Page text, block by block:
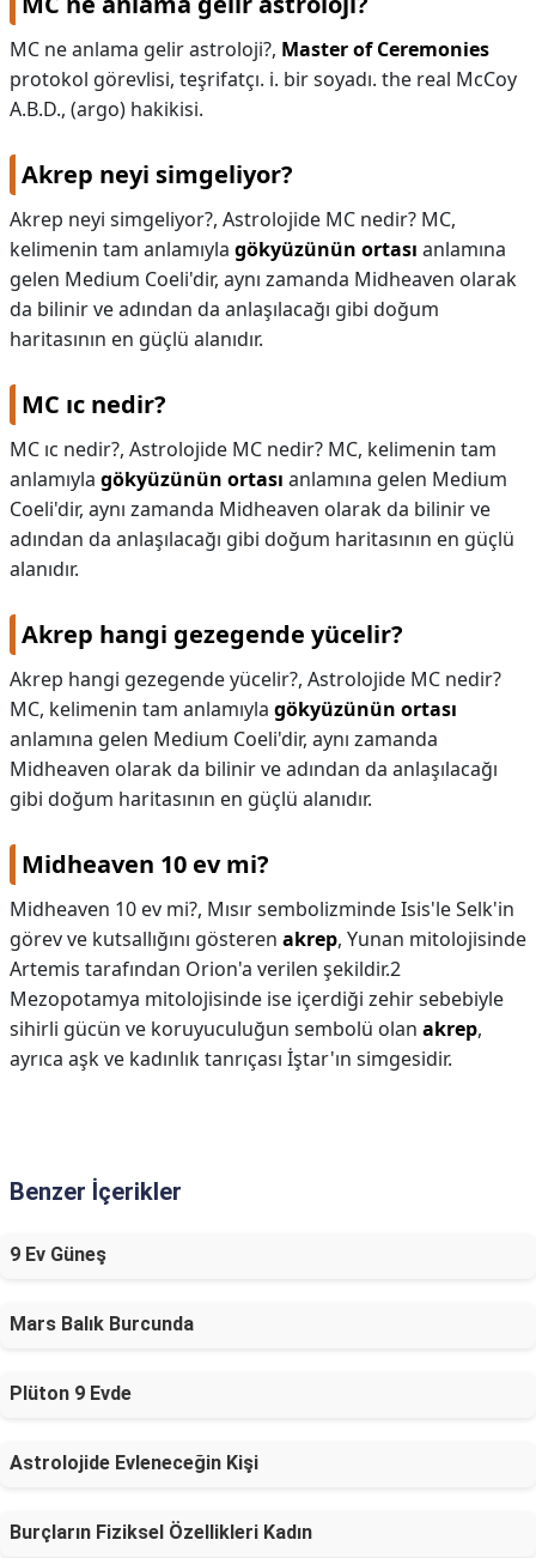
MC ne anlama gelir astroloji?, Master of Ceremonies
protokol görevlisi, teşrifatçı. i. bir soyadı. the real McCoy
A.B.D., (argo) hakikisi.
Akrep neyi simgeliyor?
Akrep neyi simgeliyor?, Astrolojide MC nedir? MC,
kelimenin tam anlamıyla gökyüzünün ortası anlamına
gelen Medium Coeli'dir, aynı zamanda Midheaven olarak
da bilinir ve adından da anlaşılacağı gibi doğum
haritasının en güçlü alanıdır.
MC ıc nedir?
MC ıc nedir?, Astrolojide MC nedir? MC, kelimenin tam
anlamıyla gökyüzünün ortası anlamına gelen Medium
Coeli'dir, aynı zamanda Midheaven olarak da bilinir ve
adından da anlaşılacağı gibi doğum haritasının en güçlü
alanıdır.
Akrep hangi gezegende yücelir?
Akrep hangi gezegende yücelir?, Astrolojide MC nedir?
MC, kelimenin tam anlamıyla gökyüzünün ortası
anlamına gelen Medium Coeli'dir, aynı zamanda
Midheaven olarak da bilinir ve adından da anlaşılacağı
gibi doğum haritasının en güçlü alanıdır.
Midheaven 10 ev mi?
Midheaven 10 ev mi?, Mısır sembolizminde Isis'le Selk'in
görev ve kutsallığını gösteren akrep, Yunan mitolojisinde
Artemis tarafından Orion'a verilen şekildir.2
Mezopotamya mitolojisinde ise içerdiği zehir sebebiyle
sihirli gücün ve koruyuculuğun sembolü olan akrep,
ayrıca aşk ve kadınlık tanrıçası İştar'ın simgesidir.
Benzer İçerikler
9 Ev Güneş
Mars Balık Burcunda
Plüton 9 Evde
Astrolojide Evleneceğin Kişi
Burçların Fiziksel Özellikleri Kadın